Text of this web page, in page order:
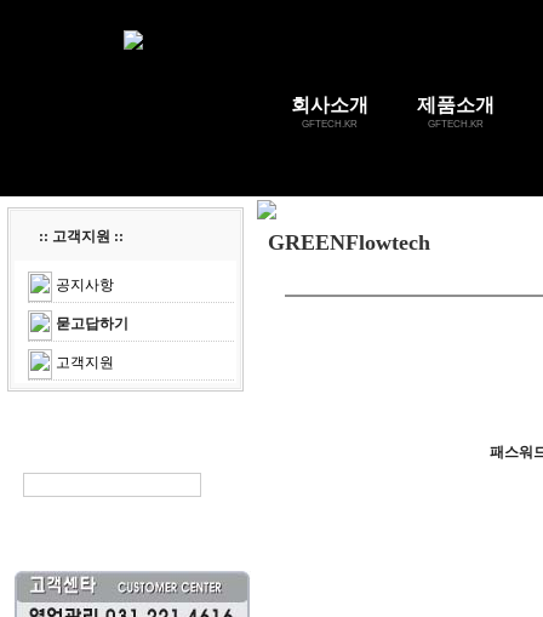
회사소개
GFTECH.KR
제품소개
GFTECH.KR
:: 고객지원 ::
공지사항
묻고답하기
고객지원
GREENFlowtech
패스워